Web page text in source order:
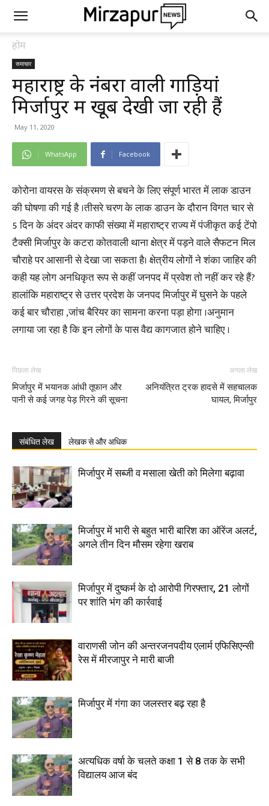
होम
समाचार
महाराष्ट्र के नंबरों वाली गाड़ियां
मिर्जापुर में खूब देखी जा रही हैं
May 11, 2020
WhatsApp Facebook
कोरोना वायरस के संक्रमण से बचने के लिए संपूर्ण भारत में लाक डाउन
की घोषणा की गई है ।तीसरे चरण के लाक डाउन के दौरान विगत चार से
5 दिन के अंदर अंदर काफी संख्या में महाराष्ट्र राज्य में पंजीकृत कई टेंपो
टैक्सी मिर्जापुर के कटरा कोतवाली थाना क्षेत्र में पड़ने वाले सैफटन मिल
चौराहे पर आसानी से देखा जा सकता है। क्षेत्रीय लोगों ने शंका जाहिर की
कही यह लोग अनधिकृत रूप से कहीं जनपद में प्रवेश तो नहीं कर रहे हैं?
हालांकि महाराष्ट्र से उत्तर प्रदेश के जनपद मिर्जापुर में घुसने के पहले
कई बार चौराहा ,जांच बैरियर का सामना करना पड़ा होगा ।अनुमान
लगाया जा रहा है कि इन लोगों के पास वैद्य कागजात होने चाहिए ।
पिछला लेख
मिर्जापुर में भयानक आंधी तूफान और
पानी से कई जगह पेड़ गिरने की सूचना
अगला लेख
अनियंत्रित ट्रक हादसे में सहचालक
घायल, मिर्जापुर
संबंधित लेख लेखक से और अधिक
मिर्जापुर में सब्जी व मसाला खेती को मिलेगा बढ़ावा
मिर्जापुर में भारी से बहुत भारी बारिश का ऑरेंज अलर्ट,
अगले तीन दिन मौसम रहेगा खराब
मिर्जापुर में दुष्कर्म के दो आरोपी गिरफ्तार, 21 लोगों
पर शांति भंग की कार्रवाई
वाराणसी जोन की अन्तरजनपदीय एलार्म एफिसिएन्सी
रेस में मीरजापुर ने मारी बाजी
मिर्जापुर में गंगा का जलस्तर बढ़ रहा है
अत्यधिक वर्षा के चलते कक्षा 1 से 8 तक के सभी
विद्यालय आज बंद